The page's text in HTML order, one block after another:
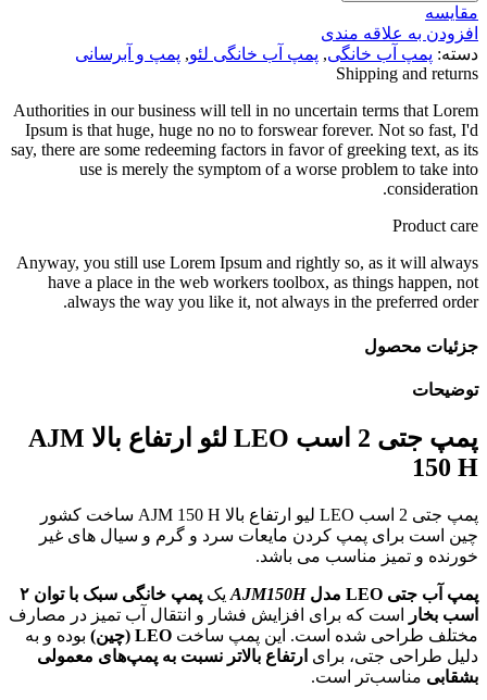
2
اسب
LEO
لئو
بالا
AJM
150
H
عدد
مقایسه
افزودن به علاقه مندی
دسته: پمپ آب خانگی, پمپ آب خانگی لئو, پمپ و آبرسانی
Shipping and returns
Authorities in our business will tell in no uncertain terms that Lorem
Ipsum is that huge, huge no no to forswear forever. Not so fast, I'd
say, there are some redeeming factors in favor of greeking text, as its
use is merely the symptom of a worse problem to take into
consideration.
Product care
Anyway, you still use Lorem Ipsum and rightly so, as it will always
have a place in the web workers toolbox, as things happen, not
always the way you like it, not always in the preferred order.
جزئیات محصول
توضیحات
پمپ جتی 2 اسب LEO لئو ارتفاع بالا AJM
150 H
پمپ جتی 2 اسب LEO لیو ارتفاع بالا AJM 150 H ساخت کشور
چین است برای پمپ کردن مایعات سرد و گرم و سیال های غیر
خورنده و تمیز مناسب می باشد.
پمپ آب جتی مدلAJM150H یک پمپ خانگی سبک با توان ۲
اسب بخار
است که برای افزایش فشار و انتقال آب تمیز در مصارف
مختلف طراحی شده است. این پمپ ساخت LEO ( چین) بوده و به
دلیل طراحی جتی، برای ارتفاع بالاتر نسبت به پمپ‌های معمولی
بشقابی مناسب‌تر است.